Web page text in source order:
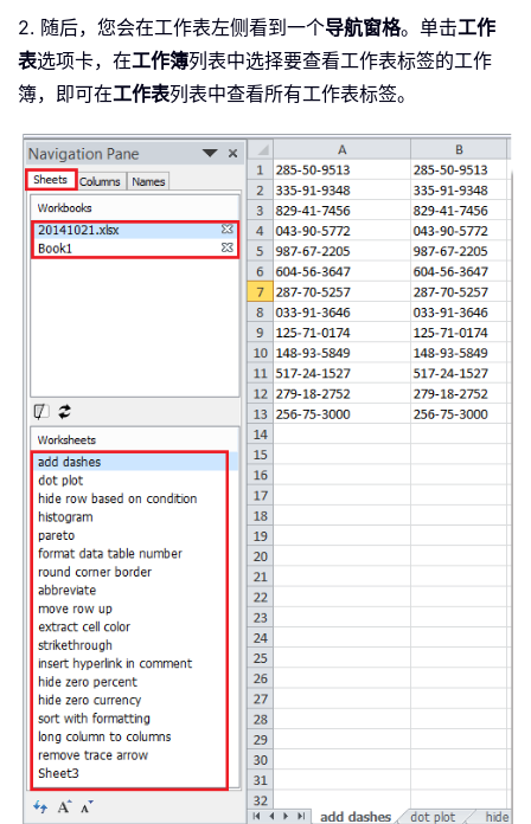
2. 随后，您会在工作表左侧看到一个导航窗格。单击工作
表选项卡，在工作簿列表中选择要查看工作表标签的工作
簿，即可在工作表列表中查看所有工作表标签。